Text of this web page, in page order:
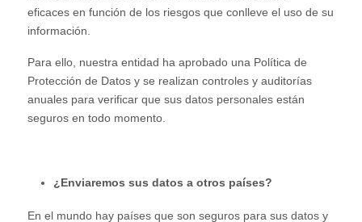
eficaces en función de los riesgos que conlleve el uso de su
información.
Para ello, nuestra entidad ha aprobado una Política de
Protección de Datos y se realizan controles y auditorías
anuales para verificar que sus datos personales están
seguros en todo momento.
¿Enviaremos sus datos a otros países?
En el mundo hay países que son seguros para sus datos y